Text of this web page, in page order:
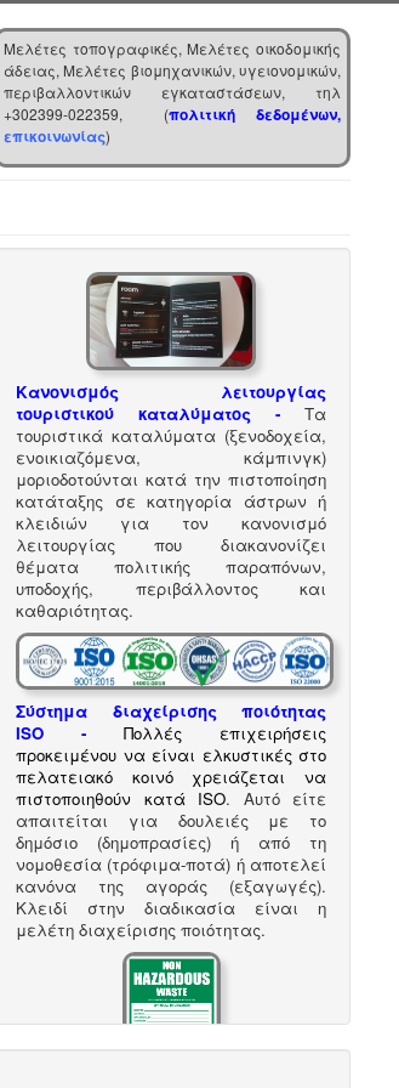
Μελέτες τοπογραφικές, Μελέτες οικοδομικής
άδειας, Μελέτες βιομηχανικών, υγειονομικών,
περιβαλλοντικών εγκαταστάσεων, τηλ
+302399-022359, (πολιτική δεδομένων,
επικοινωνίας)
Κανονισμός λειτουργίας
τουριστικού καταλύματος
-Τα
τουριστικά καταλύματα (ξενοδοχεία,
ενοικιαζόμενα, κάμπινγκ)
μοριοδοτούνται κατά την πιστοποίηση
κατάταξης σε κατηγορία άστρων ή
κλειδιών για τον κανονισμό
λειτουργίας που διακανονίζει
θέματα πολιτικής παραπόνων,
υποδοχής, περιβάλλοντος και
καθαριότητας.
Σύστημα διαχείρισης ποιότητας
ISO
-Πολλές επιχειρήσεις
προκειμένου να είναι ελκυστικές στο
πελατειακό κοινό χρειάζεται να
πιστοποιηθούν κατά ISO. Αυτό είτε
απαιτείται για δουλειές με το
δημόσιο (δημοπρασίες) ή από τη
νομοθεσία (τρόφιμα-ποτά) ή αποτελεί
κανόνα της αγοράς (εξαγωγές).
Κλειδί στην διαδικασία είναι η
μελέτη διαχείρισης ποιότητας.